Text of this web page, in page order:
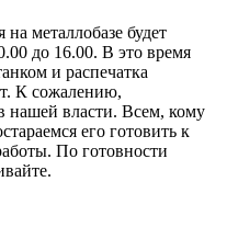
металлобазе будет
до 16.00. В это время
и распечатка
К сожалению,
нашей власти. Всем, кому
его готовить к
По готовности